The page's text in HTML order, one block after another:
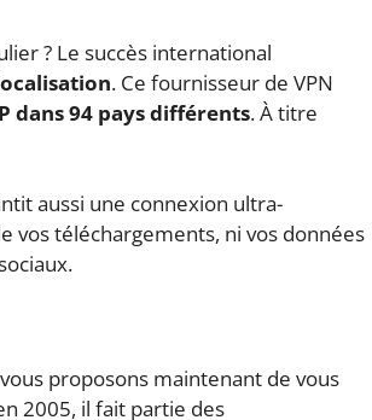
? Le succès international
. Ce fournisseur de VPN
dans 94 pays différents. À titre
aussi une connexion ultra-
vos téléchargements, ni vos données
proposons maintenant de vous
2005, il fait partie des